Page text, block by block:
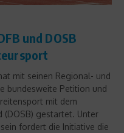
und DOSB
mit seinen Regional- und
bundesweite Petition und
mit dem
(DOSB) gestartet. Unter
fordert die Initiative die